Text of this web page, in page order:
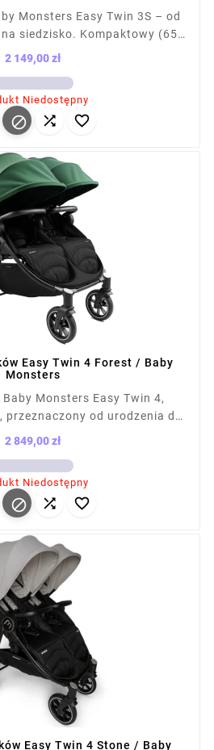
Monsters Easy Twin 3S – od
siedzisko. Kompaktowy (65
prowadzenia, mieści się w
Kompatybilny z fotelikami
Waga z siedziskiem: 13,1 kg,
87×65×28 cm.
2 149,00 zł
Niedostępny
  
Easy Twin 4 Forest / Baby
Monsters
Monsters Easy Twin 4,
przeznaczony od urodzenia do
Posiada płaskie rozkładanie,
budkę XL (85 cm, UPF50+),
z mikro powietrzem, duży
przeciwdeszczowy. Wymiary
cm. Dla dzieci do 22 kg.
2 849,00 zł
Niedostępny
  
Easy Twin 4 Stone / Baby